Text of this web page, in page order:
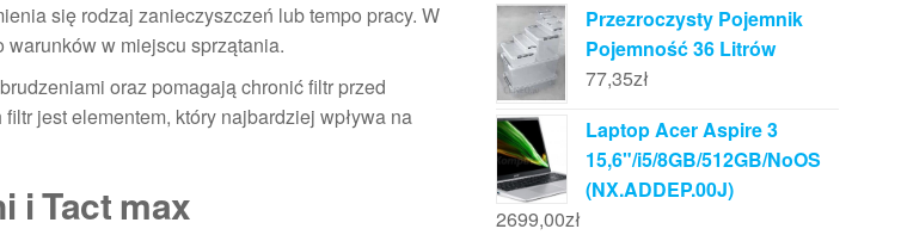
się rodzaj zanieczyszczeń lub tempo pracy. W
w miejscu sprzątania.
oraz pomagają chronić filtr przed
jest elementem, który najbardziej wpływa na
i Tact max
Przezroczysty Pojemnik
Pojemność 36 Litrów
77,35zł
Laptop Acer Aspire 3
15,6"/i5/8GB/512GB/NoOS
(NX.ADDEP.00J)
2699,00zł